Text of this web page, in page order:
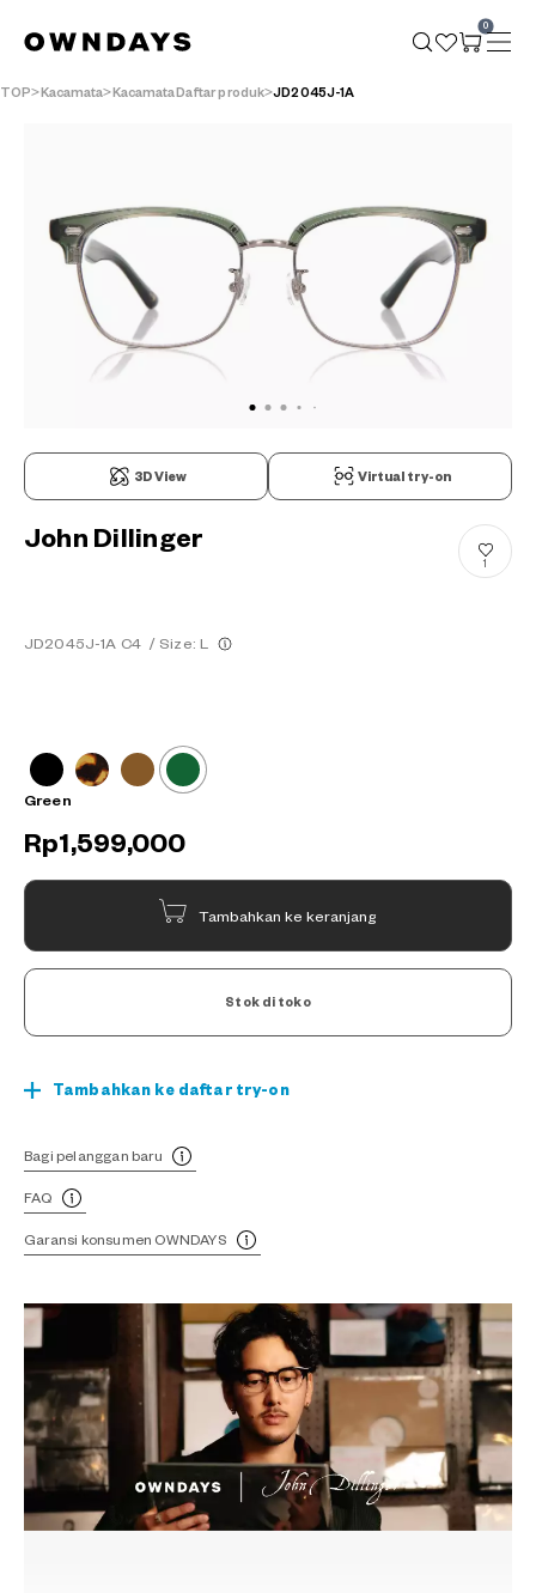
0
TOP Kacamata KacamataDaftar produk JD2045J-1A
3D View Virtual try-on
John Dillinger
JD2045J-1A C4 / Size: L
1
Green
Rp1,599,000
Tambahkan ke keranjang
Stok di toko
Tambahkan ke daftar try-on
Bagi pelanggan baru
FAQ
Garansi konsumen OWNDAYS